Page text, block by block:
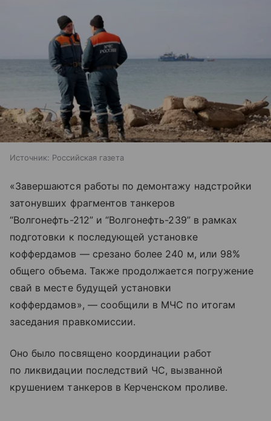
Источник: Российская газета
«Завершаются работы по демонтажу надстройки
затонувших фрагментов танкеров
“Волгонефть-212” и “Волгонефть-239” в рамках
подготовки к последующей установке
коффердамов — срезано более 240 м, или 98%
общего объема. Также продолжается погружение
свай в месте будущей установки
коффердамов», — сообщили в МЧС по итогам
заседания правкомиссии.
Оно было посвящено координации работ
по ликвидации последствий ЧС, вызванной
крушением танкеров в Керченском проливе.